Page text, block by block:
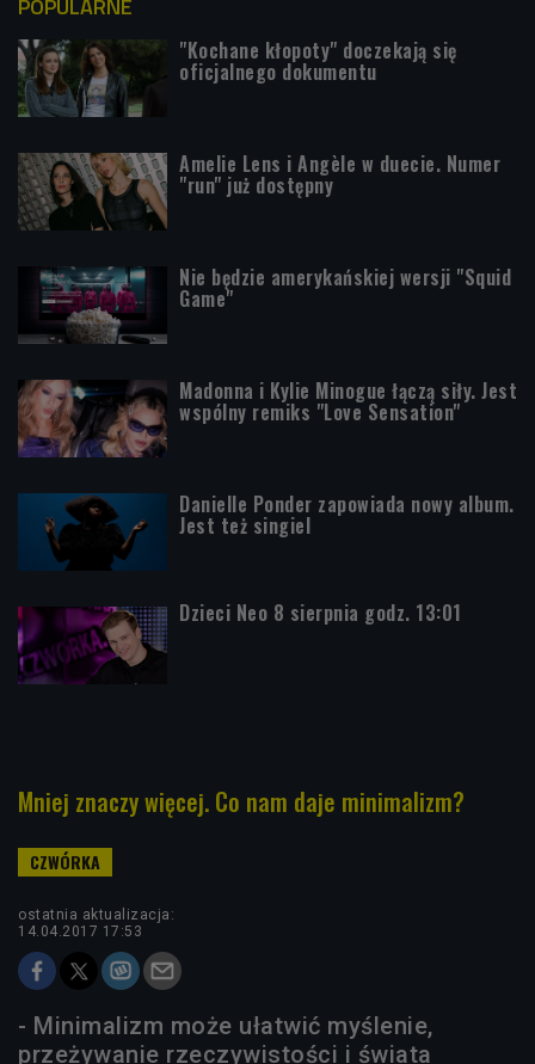
"Kochane kłopoty" doczekają się
oficjalnego dokumentu
Amelie Lens i Angèle w duecie. Numer
"run" już dostępny
Nie będzie amerykańskiej wersji "Squid
Game"
Madonna i Kylie Minogue łączą siły. Jest
wspólny remiks "Love Sensation"
Danielle Ponder zapowiada nowy album.
Jest też singiel
Dzieci Neo 8 sierpnia godz. 13:01
Mniej znaczy więcej. Co nam daje minimalizm?
ostatnia aktualizacja:
14.04.2017 17:53
- Minimalizm może ułatwić myślenie,
przeżywanie rzeczywistości i świata